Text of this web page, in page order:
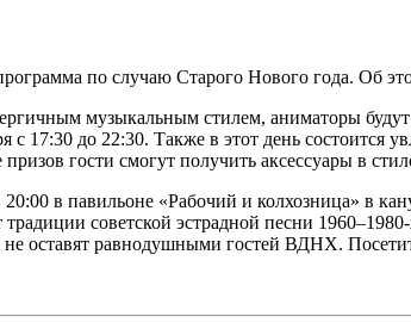
по случаю Старого Нового года. Об
музыкальным стилем, аниматоры
17:30 до 22:30. Также в этот день состоится
призов гости смогут получить аксессуары в
в павильоне «Рабочий и колхозница» в
советской эстрадной песни
равнодушными гостей ВДНХ.